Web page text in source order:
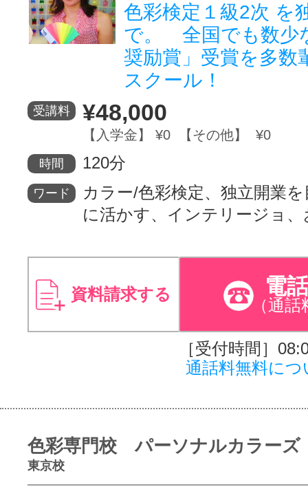
色彩検定１級2次
で。 全国でも数少
奨励賞」受賞を多数
スクール！
受講料 ¥48,000
【入学金】 ¥0 【その他】 ¥0
時間 120分
ワード
カラー/色彩検定、独立開業
に活かす、インテリージョ
資料請求する 電
（通話
［受付時間］
通話料無料につ
色彩専門校 パーソナルカラーズ
東京校